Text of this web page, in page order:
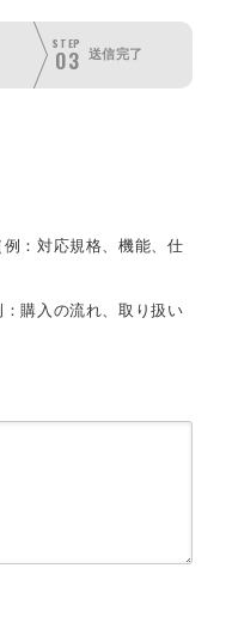
STEP
03 送信完了
例：対応規格、機能、仕
：購入の流れ、取り扱い